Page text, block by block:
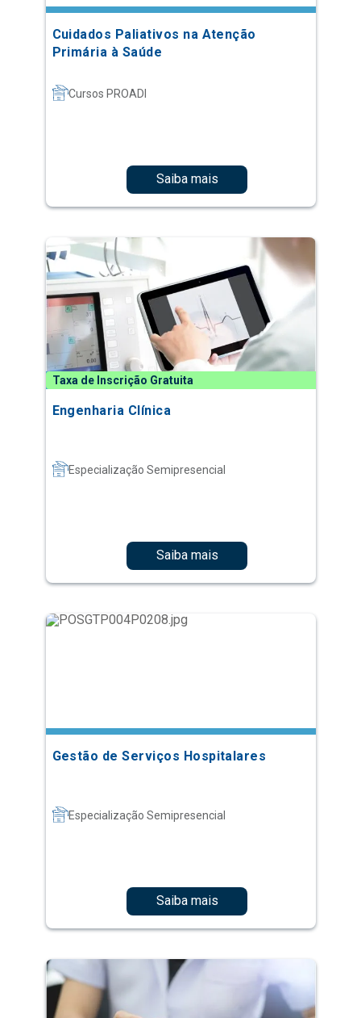
Cuidados Paliativos na Atenção
Primária à Saúde
Cursos PROADI
Saiba mais
Taxa de Inscrição Gratuita
Engenharia Clínica
Especialização Semipresencial
Saiba mais
Gestão de Serviços Hospitalares
Especialização Semipresencial
Saiba mais